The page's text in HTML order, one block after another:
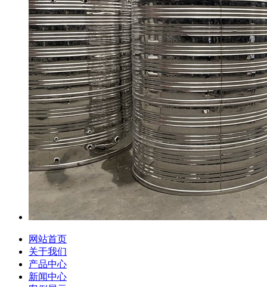
网站首页
关于我们
产品中心
新闻中心